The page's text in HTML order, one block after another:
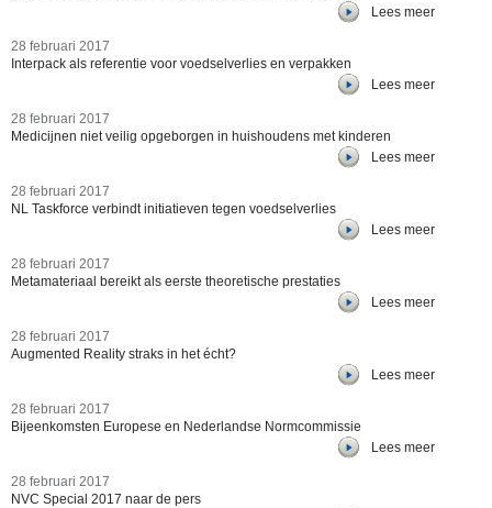
Lees meer
28 februari 2017
Interpack als referentie voor voedselverlies en verpakken
Lees meer
28 februari 2017
Medicijnen niet veilig opgeborgen in huishoudens met kinderen
Lees meer
28 februari 2017
NL Taskforce verbindt initiatieven tegen voedselverlies
Lees meer
28 februari 2017
Metamateriaal bereikt als eerste theoretische prestaties
Lees meer
28 februari 2017
Augmented Reality straks in het écht?
Lees meer
28 februari 2017
Bijeenkomsten Europese en Nederlandse Normcommissie
Lees meer
28 februari 2017
NVC Special 2017 naar de pers